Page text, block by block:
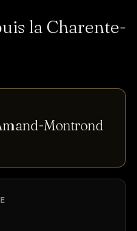
la Charente-
Montrond